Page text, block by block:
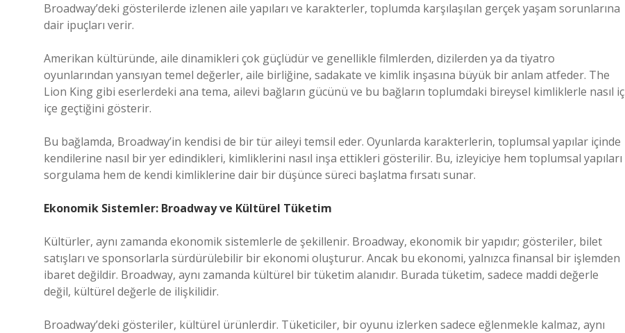
Broadway’deki gösterilerde izlenen aile yapıları ve karakterler, toplumda karşılaşılan gerçek yaşam sorunlarına
dair ipuçları verir.
Amerikan kültüründe, aile dinamikleri çok güçlüdür ve genellikle filmlerden, dizilerden ya da tiyatro
oyunlarından yansıyan temel değerler, aile birliğine, sadakate ve kimlik inşasına büyük bir anlam atfeder. The
Lion King gibi eserlerdeki ana tema, ailevi bağların gücünü ve bu bağların toplumdaki bireysel kimliklerle nasıl iç
içe geçtiğini gösterir.
Bu bağlamda, Broadway’in kendisi de bir tür aileyi temsil eder. Oyunlarda karakterlerin, toplumsal yapılar içinde
kendilerine nasıl bir yer edindikleri, kimliklerini nasıl inşa ettikleri gösterilir. Bu, izleyiciye hem toplumsal yapıları
sorgulama hem de kendi kimliklerine dair bir düşünce süreci başlatma fırsatı sunar.
Ekonomik Sistemler: Broadway ve Kültürel Tüketim
Kültürler, aynı zamanda ekonomik sistemlerle de şekillenir. Broadway, ekonomik bir yapıdır; gösteriler, bilet
satışları ve sponsorlarla sürdürülebilir bir ekonomi oluşturur. Ancak bu ekonomi, yalnızca finansal bir işlemden
ibaret değildir. Broadway, aynı zamanda kültürel bir tüketim alanıdır. Burada tüketim, sadece maddi değerle
değil, kültürel değerle de ilişkilidir.
Broadway’deki gösteriler, kültürel ürünlerdir. Tüketiciler, bir oyunu izlerken sadece eğlenmekle kalmaz, aynı